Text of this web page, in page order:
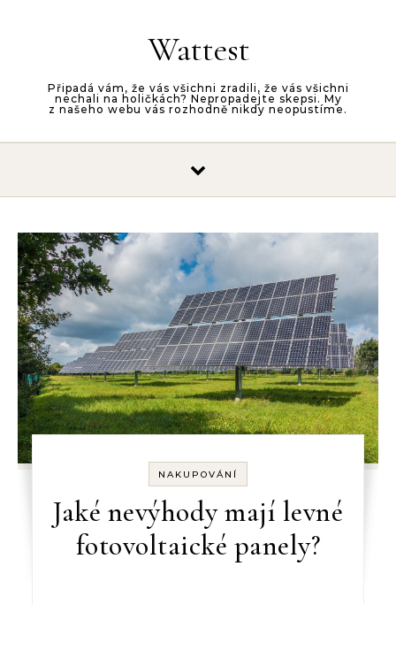
Wattest
Připadá vám, že vás všichni zradili, že vás všichni
nechali na holičkách? Nepropadejte skepsi. My
z našeho webu vás rozhodně nikdy neopustíme.
NAKUPOVÁNÍ
Jaké nevýhody mají levné
fotovoltaické panely?